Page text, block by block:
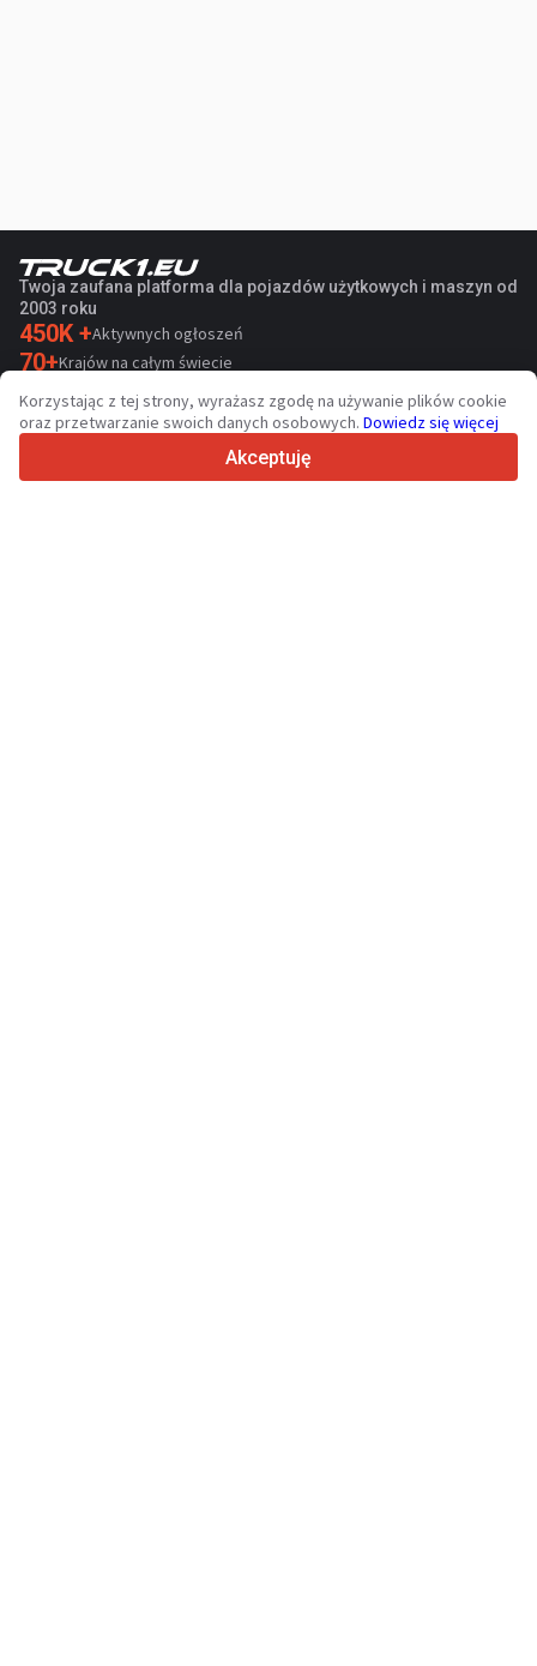
Twoja zaufana platforma dla pojazdów użytkowych i maszyn od
2003 roku
450K +Aktywnych ogłoszeń
70+Krajów na całym świecie
36 Obsługiwanych języków
4.7/5
Korzystając z tej strony, wyrażasz zgodę na używanie plików cookie
oraz przetwarzanie swoich danych osobowych. Dowiedz się więcej
Akceptuję